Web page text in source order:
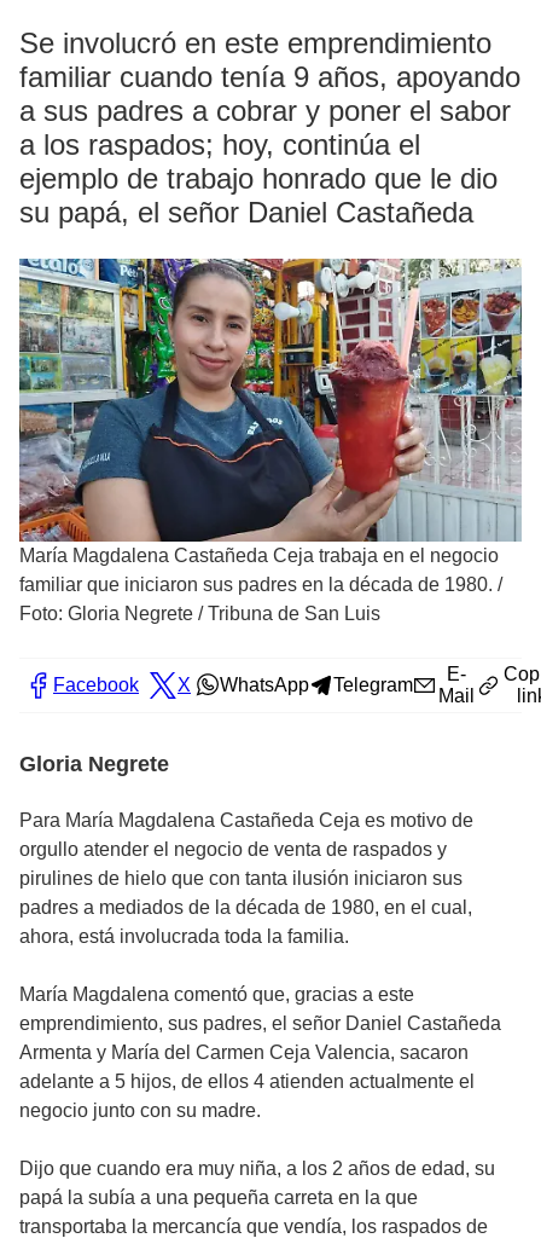
Se involucró en este emprendimiento
familiar cuando tenía 9 años, apoyando
a sus padres a cobrar y poner el sabor
a los raspados; hoy, continúa el
ejemplo de trabajo honrado que le dio
su papá, el señor Daniel Castañeda
María Magdalena Castañeda Ceja trabaja en el negocio
familiar que iniciaron sus padres en la década de 1980. /
Foto: Gloria Negrete / Tribuna de San Luis
Facebook X WhatsApp Telegram
E-
Mail
Gloria Negrete
Para María Magdalena Castañeda Ceja es motivo de
orgullo atender el negocio de venta de raspados y
pirulines de hielo que con tanta ilusión iniciaron sus
padres a mediados de la década de 1980, en el cual,
ahora, está involucrada toda la familia.
María Magdalena comentó que, gracias a este
emprendimiento, sus padres, el señor Daniel Castañeda
Armenta y María del Carmen Ceja Valencia, sacaron
adelante a 5 hijos, de ellos 4 atienden actualmente el
negocio junto con su madre.
Dijo que cuando era muy niña, a los 2 años de edad, su
papá la subía a una pequeña carreta en la que
transportaba la mercancía que vendía, los raspados de